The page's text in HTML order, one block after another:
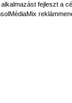
fejleszt a